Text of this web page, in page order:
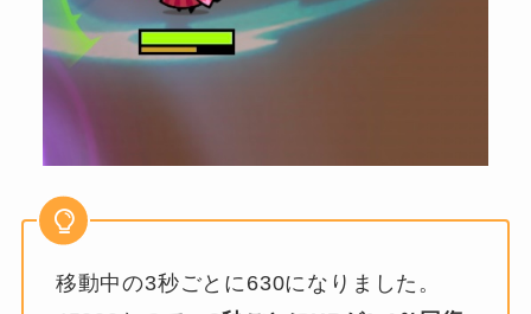
移動中の3秒ごとに630になりました。